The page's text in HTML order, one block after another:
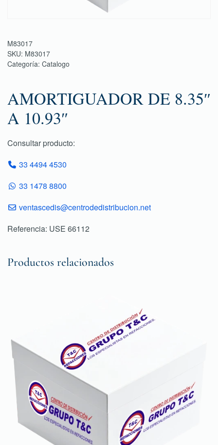
M83017
SKU: M83017
Categoría: Catalogo
AMORTIGUADOR DE 8.35″
A 10.93″
Consultar producto:
33 4494 4530
33 1478 8800
ventascedis@centrodedistribucion.net
Referencia: USE 66112
Productos relacionados